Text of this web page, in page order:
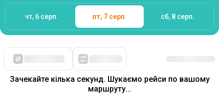
чт, 6 серп. пт, 7 серп. сб, 8 серп.
Зачекайте кілька секунд. Шукаємо рейси по вашому
маршруту...